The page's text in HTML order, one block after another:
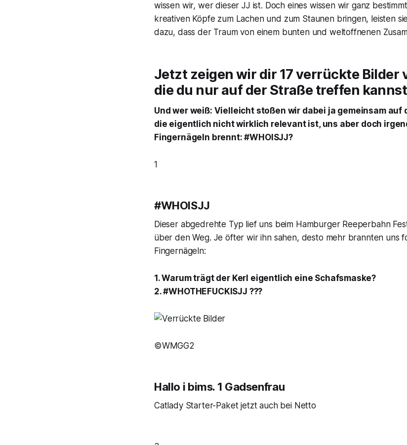
wissen wir, wer dieser JJ ist. Doch eines wissen wir ganz
kreativen Köpfe zum Lachen und zum Staunen bringen, leisten
dazu, dass der Traum von einem bunten und weltoffnenen
Jetzt zeigen wir dir 17 verrückte Bilder
die du nur auf der Straße treffen
Und wer weiß: Vielleicht stoßen wir dabei ja gemeinsam auf
die eigentlich nicht wirklich relevant ist, uns aber doch
Fingernägeln brennt: #WHOISJJ?
1
#WHOISJJ
Dieser abgedrehte Typ lief uns beim Hamburger Reeperbahn
über den Weg. Je öfter wir ihn sahen, desto mehr brannten uns
Fingernägeln:
1. Warum trägt der Kerl eigentlich eine Schafsmaske?
2. #WHOTHEFUCKISJJ ???
©WMGG2
Hallo i bims. 1 Gadsenfrau
Catlady Starter-Paket jetzt auch bei Netto